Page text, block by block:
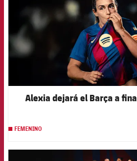
Alexia dejará el Barça a
FEMENINO
FCB